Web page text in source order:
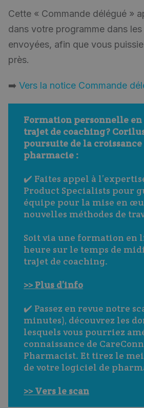
Cette « Commande délégué »
dans votre programme dans
envoyées, afin que vous
près.
➡️ Vers la notice Commande
Formation personnelle
trajet de coaching ?
poursuite de la croissance
pharmacie :
✔️ Faites appel à
Product Specialists pour
équipe pour la mise en
nouvelles méthodes de
Soit via une formation en
heure sur le temps de
trajet de coaching.
>> Plus d’info
✔️ Passez en revue notre
minutes), découvrez les
lesquels vous pourriez
connaissance de
Pharmacist. Et tirez le
de votre logiciel de
>> Vers le scan